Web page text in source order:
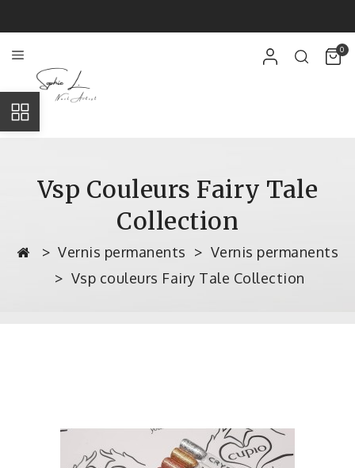
0
Vsp Couleurs Fairy Tale
Collection
Vernis permanents
Vernis permanents
Vsp couleurs Fairy Tale Collection